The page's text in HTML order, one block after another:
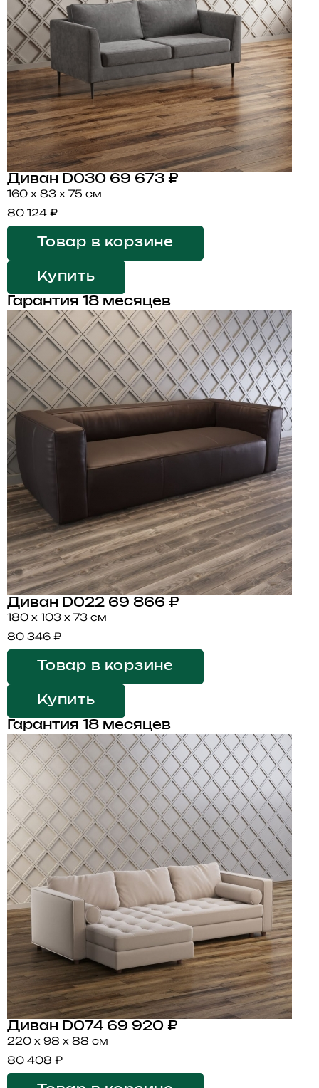
Диван D030 69 673 ₽
160 x 83 x 75 см
80 124 ₽
Товар в корзине
Купить
Гарантия 18 месяцев
Диван D022 69 866 ₽
180 x 103 x 73 см
80 346 ₽
Товар в корзине
Купить
Гарантия 18 месяцев
Диван D074 69 920 ₽
220 x 98 x 88 см
80 408 ₽